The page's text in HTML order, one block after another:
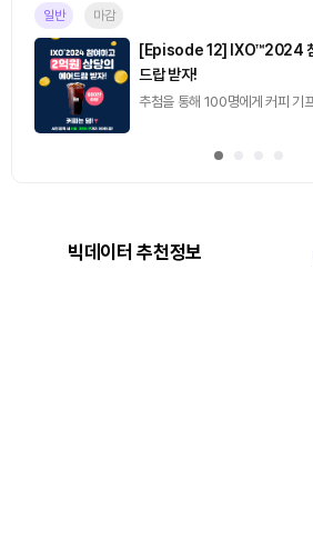
일반 마감
[Episode 12] IXO™2024 참
드랍 받자!
추첨을 통해 100명에게 커피 기
빅데이터 추천정보